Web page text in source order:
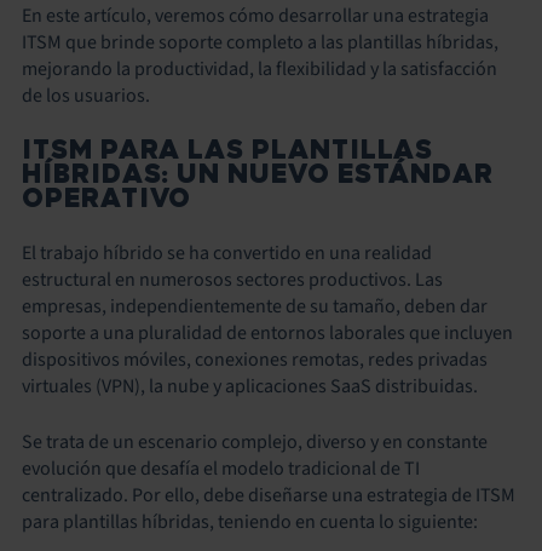
En este artículo, veremos cómo desarrollar una estrategia
ITSM que brinde soporte completo a las plantillas híbridas,
mejorando la productividad, la flexibilidad y la satisfacción
de los usuarios.
ITSM PARA LAS PLANTILLAS
HÍBRIDAS: UN NUEVO ESTÁNDAR
OPERATIVO
El trabajo híbrido se ha convertido en una realidad
estructural en numerosos sectores productivos. Las
empresas, independientemente de su tamaño, deben dar
soporte a una pluralidad de entornos laborales que incluyen
dispositivos móviles, conexiones remotas, redes privadas
virtuales (VPN), la nube y aplicaciones SaaS distribuidas.
Se trata de un escenario complejo, diverso y en constante
evolución que desafía el modelo tradicional de TI
centralizado. Por ello, debe diseñarse una estrategia de ITSM
para plantillas híbridas, teniendo en cuenta lo siguiente: